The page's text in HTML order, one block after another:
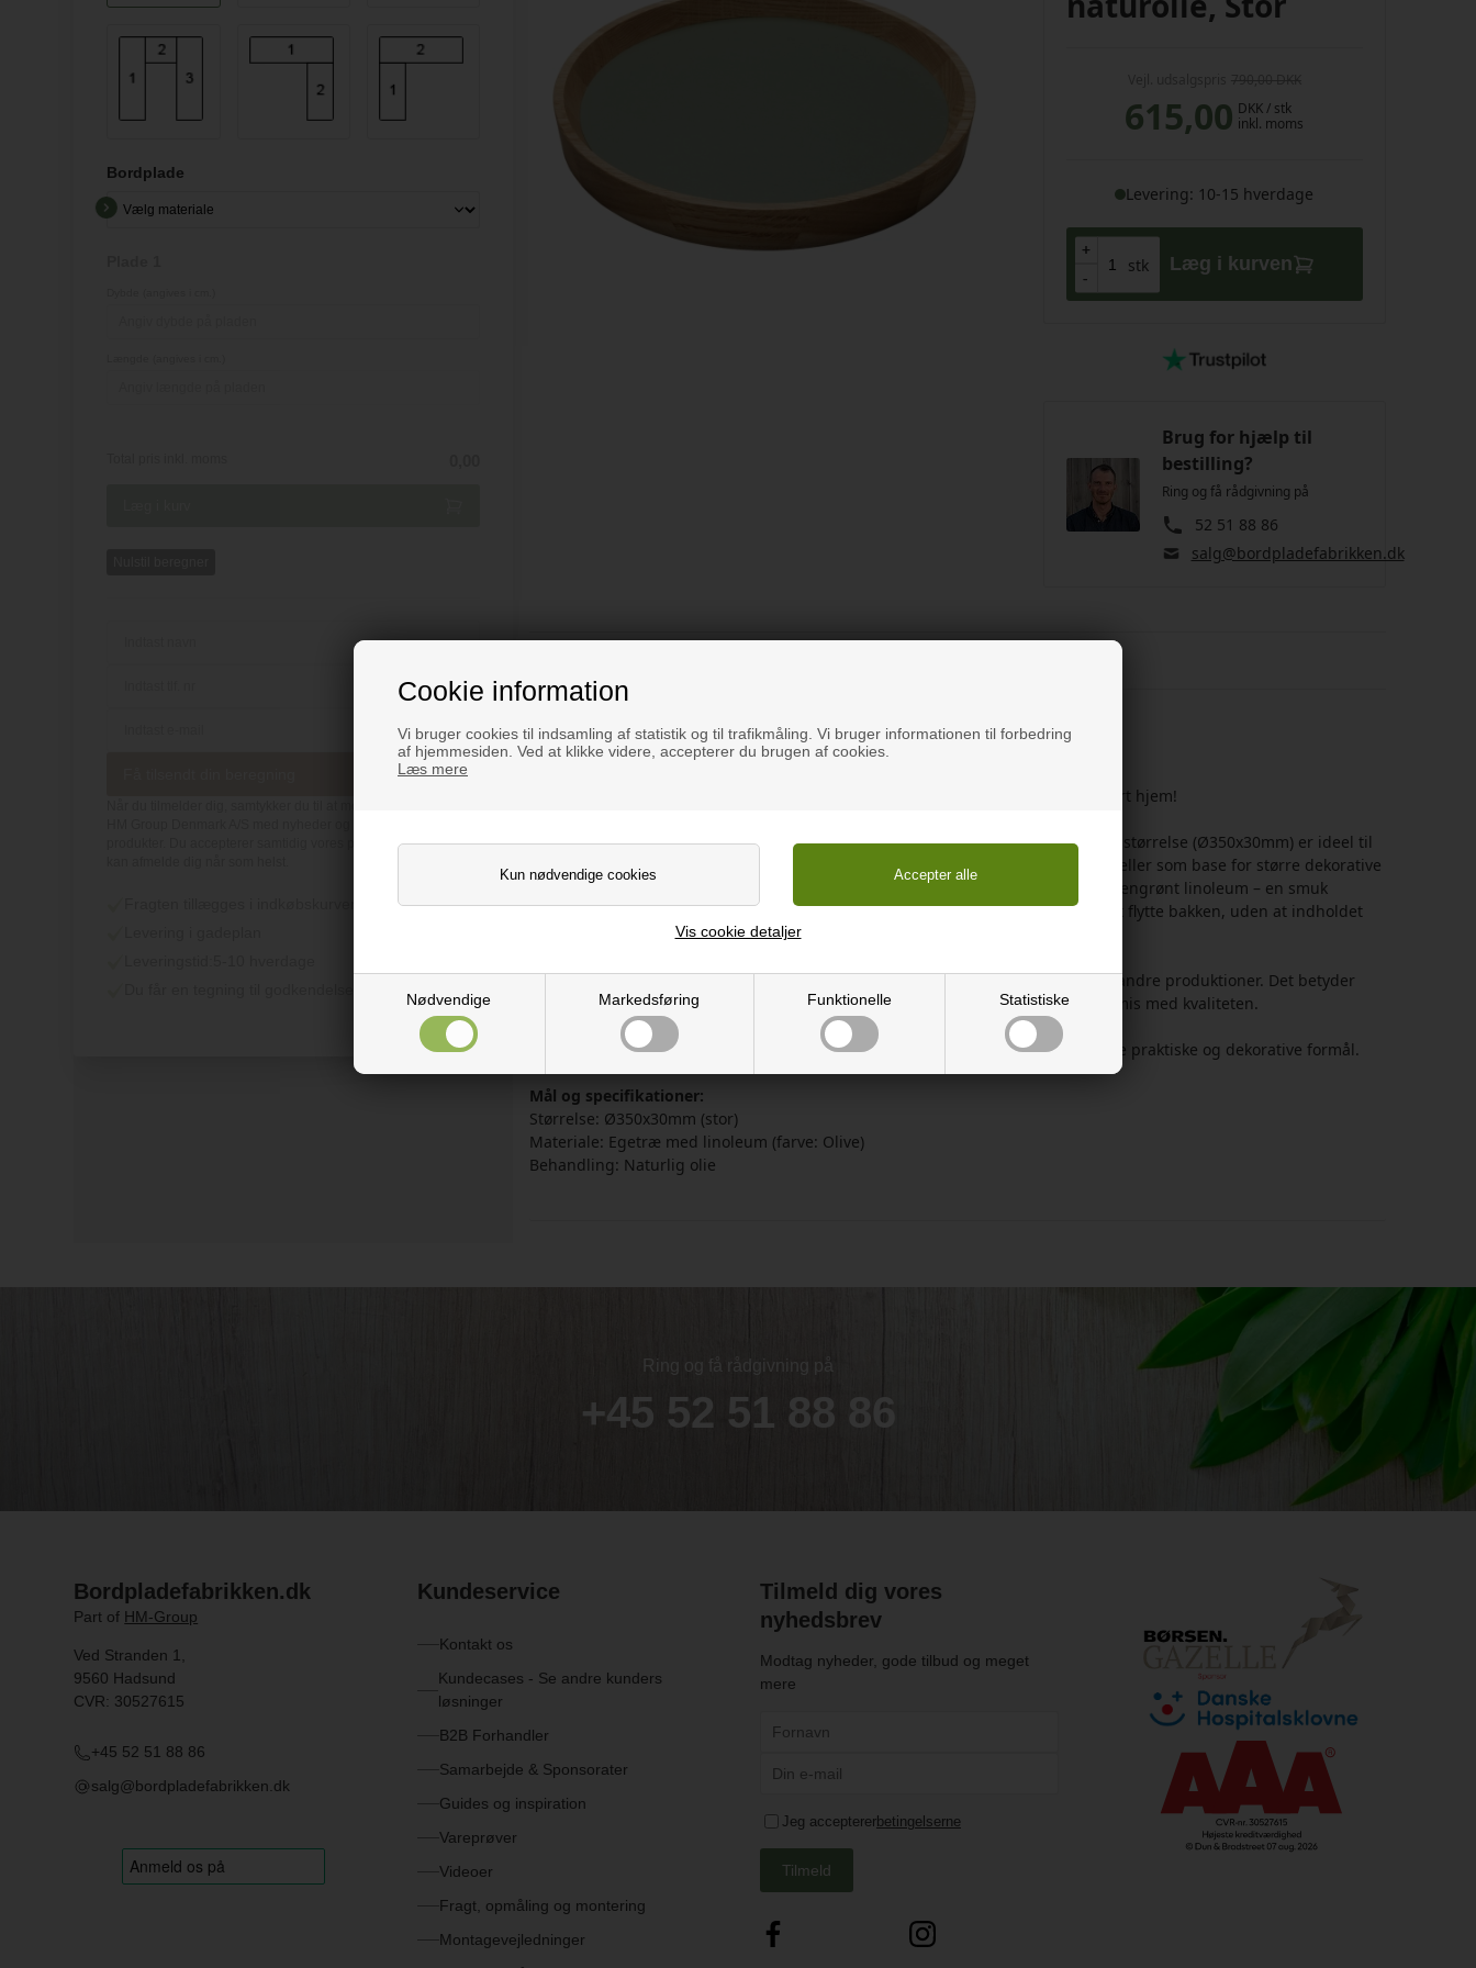
Cookie information
Vi bruger cookies til indsamling af statistik og til trafikmåling. Vi bruger informationen til forbedring
af hjemmesiden. Ved at klikke videre, accepterer du brugen af cookies.
Læs mere
Nødvendige Markedsføring Funktionelle Statistiske
Vis cookie detaljer
Bordplade
produkter. Du accepterer samtidig vores persondatapolitik. Du
615,00 DKK/ stk
inkl. moms
Levering: 10-15 hverdage
+
-
stk
+
-
Læg i kurven
Brug for hjælp til
bestilling?
Ring og få rådgivning på
52 51 88 86
salg@bordpladefabrikken.dk
Beskrivelse
Rund dekorativ egetræsbakke med olivengrøn linoleumsbund – perfekt til ethvert hjem!
Leder du efter en rummelig og stilfuld bakke? Denne runde egetræsbakke i stor størrelse (Ø350x30mm) er ideel til
både servering og dekoration! Brug den til morgenkaffen, en smuk anretning – eller som base for større dekorative
opstillinger. Bakken er fremstillet i olieret egetræ og har en slidstærk bund i olivengrønt linoleum – en smuk
kombination af funktionalitet og moderne design. Den høje kant gør det nemt at flytte bakken, uden at indholdet
Bakken er produceret af den danske virksomhed Horn, der benytter resttræ fra andre produktioner. Det betyder
mindre ressourcespild og et mere miljøvenligt produkt – uden at gå på kompromis med kvaliteten.
Produktet fås i flere størrelser – denne store model er velegnet til både praktiske og dekorative formål.
Mål og specifikationer:
Størrelse: Ø350x30mm (stor)
Materiale: Egetræ med linoleum (farve: Olive)
Behandling: Naturlig olie
Ring og få rådgivning på
+45 52 51 88 86
Bordpladefabrikken.dk
Part of HM-Group
Ved Stranden 1,
9560 Hadsund
CVR: 30527615
+45 52 51 88 86
salg@bordpladefabrikken.dk
Kundeservice
Kontakt os
Kundecases - Se andre kunders
løsninger
B2B Forhandler
Samarbejde & Sponsorater
Guides og inspiration
Vareprøver
Videoer
Fragt, opmåling og montering
Montagevejledninger
Tilmeld dig vores
nyhedsbrev
Modtag nyheder, gode tilbud og meget
mere
Jeg acceptererbetingelserne
Tilmeld